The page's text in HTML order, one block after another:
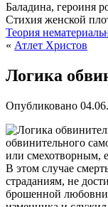
Баладина, героиня
Стихия женской
Теория
« Атлет Христов
Логика
Опубликовано
обвинительного
или смехотворным,
В этом случае
страданиям, не
брошенной